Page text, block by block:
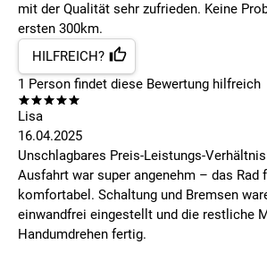
mit der Qualität sehr zufrieden. Keine
ersten 300km.
HILFREICH?
1 Person findet diese Bewertung hilfreich
Lisa
16.04.2025
Unschlagbares Preis-Leistungs-
Ausfahrt war super angenehm – das Rad
komfortabel. Schaltung und Bremsen
einwandfrei eingestellt und die restliche
Handumdrehen fertig.